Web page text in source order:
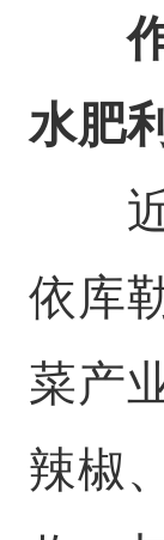
作
水肥
近
依库
菜产
辣椒